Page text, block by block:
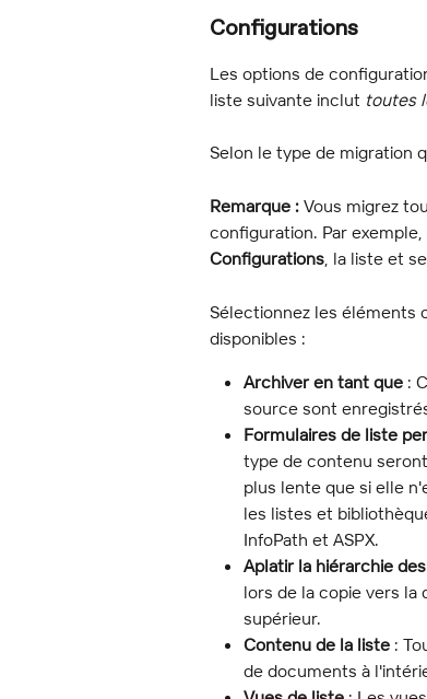
Configurations
Les options de
liste suivante inclut toutes
Selon le type de migration
Remarque : Vous migrez
configuration. Par
Configurations, la liste et
Sélectionnez les éléments
disponibles :
Archiver en tant que :
source sont
Formulaires de liste
type de contenu
plus lente que si elle
les listes et
InfoPath et ASPX.
Aplatir la hiérarchie
lors de la copie vers
supérieur.
Contenu de la liste :
de documents à